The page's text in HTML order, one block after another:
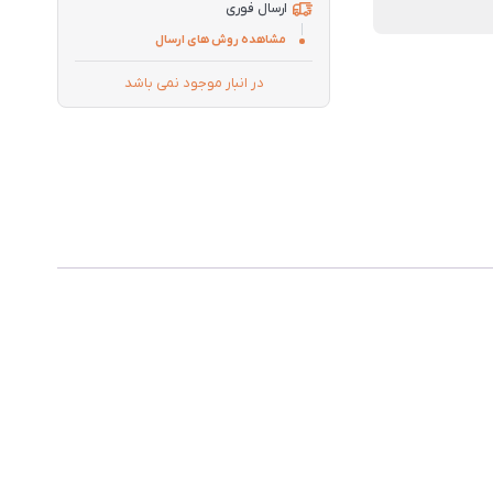
ارسال فوری
مشاهده روش های ارسال
در انبار موجود نمی باشد